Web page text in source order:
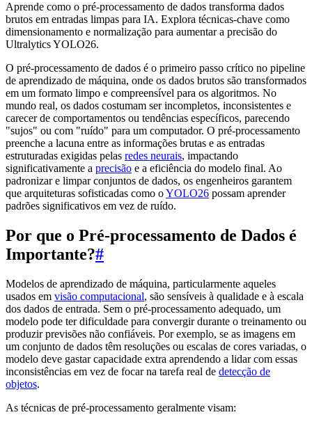
Aprende como o pré-processamento de dados transforma dados
brutos em entradas limpas para IA. Explora técnicas-chave como
dimensionamento e normalização para aumentar a precisão do
Ultralytics YOLO26.
O pré-processamento de dados é o primeiro passo crítico no pipeline
de aprendizado de máquina, onde os dados brutos são transformados
em um formato limpo e compreensível para os algoritmos. No
mundo real, os dados costumam ser incompletos, inconsistentes e
carecer de comportamentos ou tendências específicos, parecendo
"sujos" ou com "ruído" para um computador. O pré-processamento
preenche a lacuna entre as informações brutas e as entradas
estruturadas exigidas pelas redes neurais, impactando
significativamente a precisão e a eficiência do modelo final. Ao
padronizar e limpar conjuntos de dados, os engenheiros garantem
que arquiteturas sofisticadas como oYOLO26 possam aprender
padrões significativos em vez de ruído.
Por que o Pré-processamento de Dados é
Importante?#
Modelos de aprendizado de máquina, particularmente aqueles
usados em visão computacional, são sensíveis à qualidade e à escala
dos dados de entrada. Sem o pré-processamento adequado, um
modelo pode ter dificuldade para convergir durante o treinamento ou
produzir previsões não confiáveis. Por exemplo, se as imagens em
um conjunto de dados têm resoluções ou escalas de cores variadas, o
modelo deve gastar capacidade extra aprendendo a lidar com essas
inconsistências em vez de focar na tarefa real de detecção de
objetos.
As técnicas de pré-processamento geralmente visam: